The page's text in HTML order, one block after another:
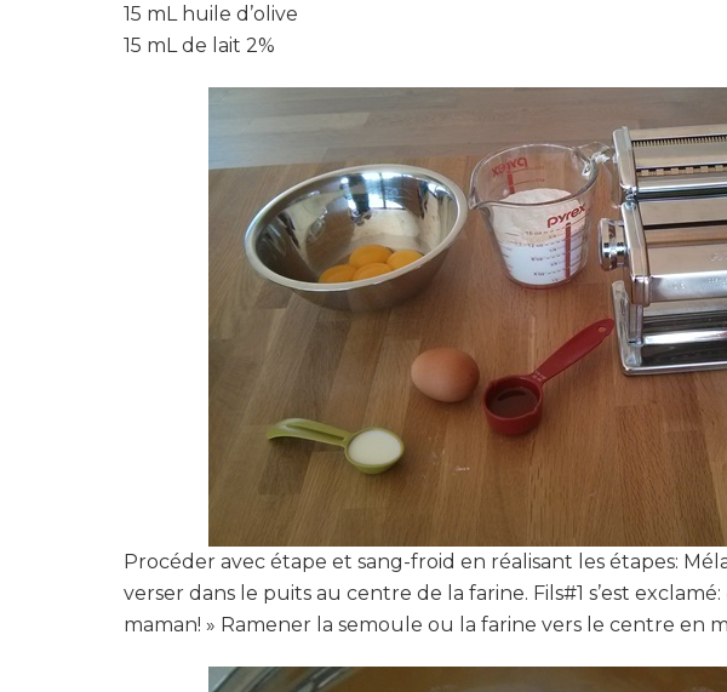
15 mL huile d’olive
15 mL de lait 2%
Procéder avec étape et sang-froid en réalisant les étapes:
verser dans le puits au centre de la farine. Fils#1 s’est
maman! » Ramener la semoule ou la farine vers le centre en